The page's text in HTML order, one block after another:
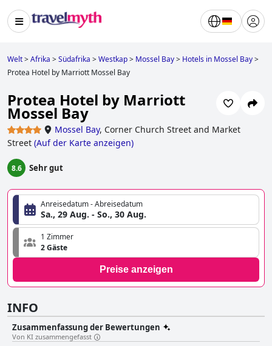
Welt>Afrika >Südafrika >Westkap> Mossel Bay> Hotels in Mossel Bay>
Protea Hotel by Marriott Mossel Bay
Protea Hotel by Marriott
Mossel Bay
Mossel Bay, Corner Church Street and Market
Street (Auf der Karte anzeigen)
8.6 Sehr gut
Anreisedatum - Abreisedatum
Sa., 29 Aug. - So., 30 Aug.
1 Zimmer
2 Gäste
Preise anzeigen
INFO
Zusammenfassung der Bewertungen
Von KI zusammengefasst